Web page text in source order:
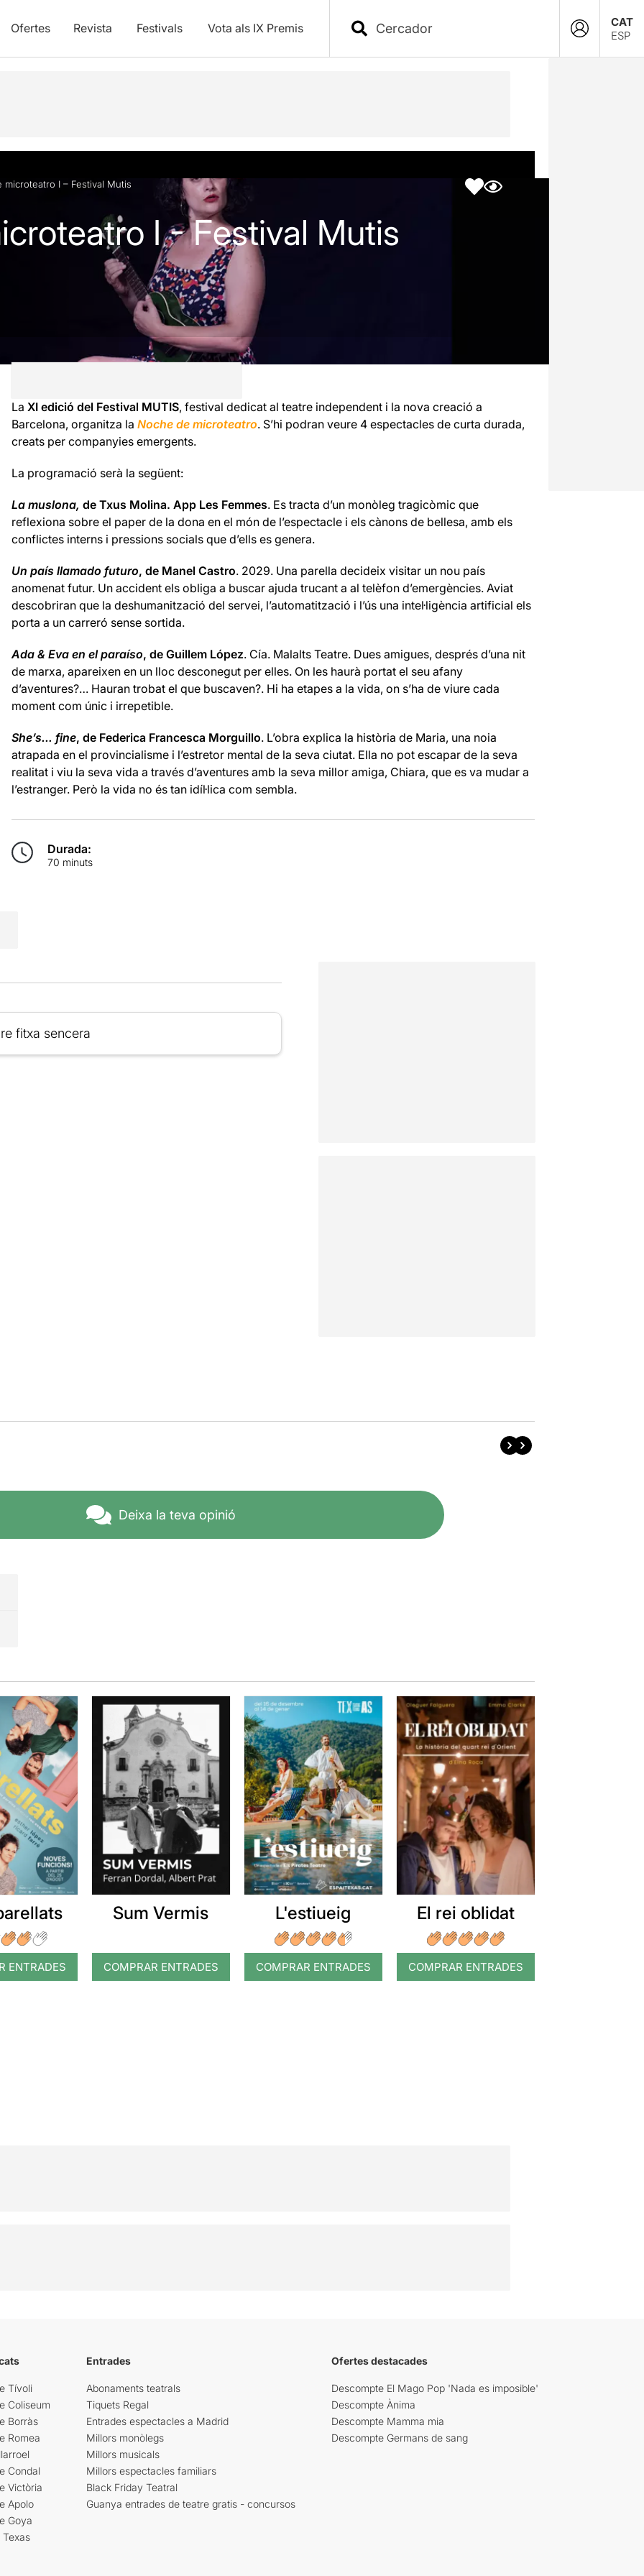
Ofertes Revista Festivals Vota als IX Premis
CAT
ESP
microteatro I – Festival Mutis
I - Festival Mutis
La XI edició del Festival MUTIS, festival dedicat al teatre independent i la nova creació a
Barcelona, organitza la Noche de microteatro. S’hi podran veure 4 espectacles de curta durada,
creats per companyies emergents.
La programació serà la següent:
La muslona, de Txus Molina. App Les Femmes. Es tracta d’un monòleg tragicòmic que
reflexiona sobre el paper de la dona en el món de l’espectacle i els cànons de bellesa, amb els
conflictes interns i pressions socials que d’ells es genera.
Un país llamado futuro, de Manel Castro. 2029. Una parella decideix visitar un nou país
anomenat futur. Un accident els obliga a buscar ajuda trucant a al telèfon d’emergències. Aviat
descobriran que la deshumanització del servei, l’automatització i l’ús una intel·ligència artificial els
porta a un carreró sense sortida.
Ada & Eva en el paraíso, de Guillem López. Cía. Malalts Teatre. Dues amigues, després d’una nit
de marxa, apareixen en un lloc desconegut per elles. On les haurà portat el seu afany
d’aventures?… Hauran trobat el que buscaven?. Hi ha etapes a la vida, on s’ha de viure cada
moment com únic i irrepetible.
She’s… fine, de Federica Francesca Morguillo. L’obra explica la història de Maria, una noia
atrapada en el provincialisme i l’estretor mental de la seva ciutat. Ella no pot escapar de la seva
realitat i viu la seva vida a través d’aventures amb la seva millor amiga, Chiara, que es va mudar a
l’estranger. Però la vida no és tan idíl·lica com sembla.
Durada:
70 minuts
fitxa sencera
Deixa la teva opinió
ENTRADES
Sum Vermis
COMPRAR ENTRADES
L'estiueig
COMPRAR ENTRADES
El rei oblidat
COMPRAR ENTRADES
Tívoli
Coliseum
Borràs
Romea
Condal
Victòria
Apolo
Goya
Texas
Entrades
Abonaments teatrals
Tiquets Regal
Entrades espectacles a Madrid
Millors monòlegs
Millors musicals
Millors espectacles familiars
Black Friday Teatral
Guanya entrades de teatre gratis - concursos
Ofertes destacades
Descompte El Mago Pop 'Nada es imposible'
Descompte Ànima
Descompte Mamma mia
Descompte Germans de sang